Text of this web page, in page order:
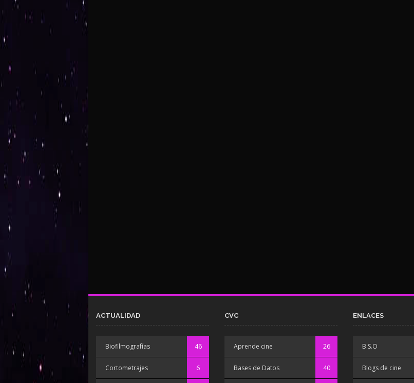
ACTUALIDAD
Biofilmografías 46
Cortometrajes 6
CVC
Aprende cine 26
Bases de Datos 40
ENLACES
B.S.O
Blogs de cine